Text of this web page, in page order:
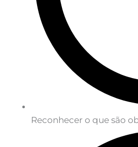
Reconhecer o que são